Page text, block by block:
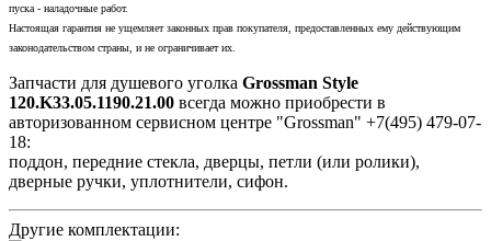
пуска - наладочные работ.
Настоящая гарантия не ущемляет законных прав покупателя, предоставленных ему действующим
законодательством страны, и не ограничивает их.
Запчасти для душевого уголка Grossman Style
120.K33.05.1190.21.00 всегда можно приобрести в
авторизованном сервисном центре "Grossman" +7(495) 479-07-
18:
поддон, передние стекла, дверцы, петли (или ролики),
дверные ручки, уплотнители, сифон.
Другие комплектации: